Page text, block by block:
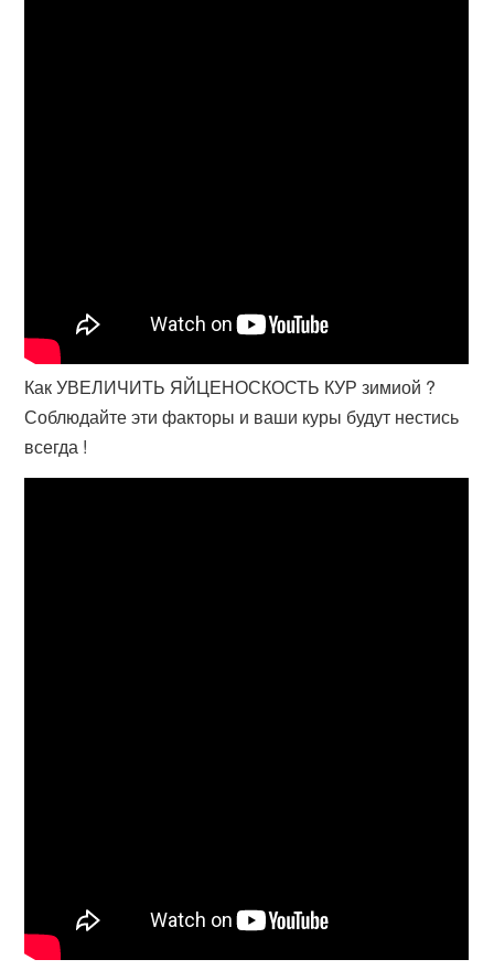
Как УВЕЛИЧИТЬ ЯЙЦЕНОСКОСТЬ КУР зимиой ?
Соблюдайте эти факторы и ваши куры будут нестись
всегда !